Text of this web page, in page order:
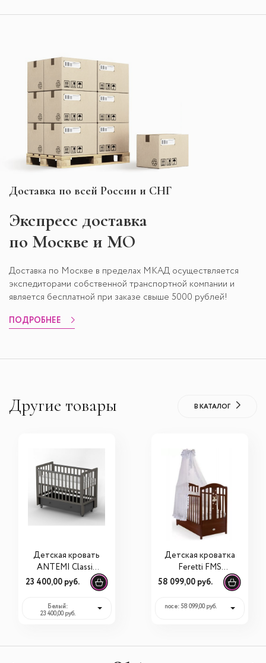
Доставка по всей России и СНГ
Экспресс доставка
по Москве и МО
Доставка по Москве в пределах МКАД осуществляется
экспедиторами собственной транспортной компании и
является бесплатной при заказе свыше 5000 рублей!
ПОДРОБНЕЕ
Другие товары В КАТАЛОГ
Детская кровать
ANTEMI Classic
Sleep с
универсальным
маятником
23 400,00 руб.
Белый:
23 400,00 руб.
Детская кроватка
Feretti FMS
Romance
58 099,00 руб.
noce: 58 099,00 руб.